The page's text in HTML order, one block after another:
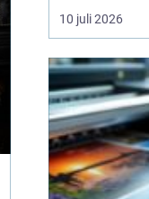
i en och
bokning. För
banan och
krånglet med
ett
10 juli 2026